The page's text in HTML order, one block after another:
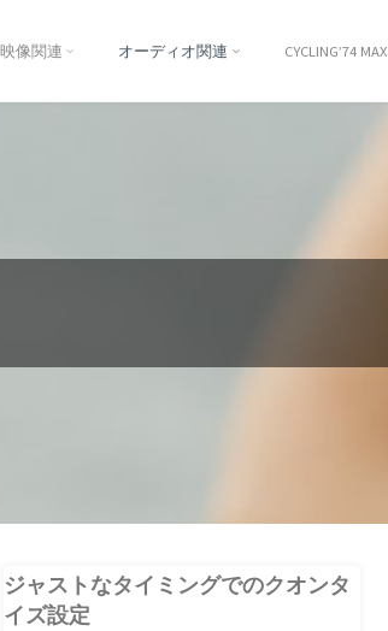
映像関連 オーディオ関連 CYCLING’74 MAX
ジャストなタイミングでのクオンタ
イズ設定